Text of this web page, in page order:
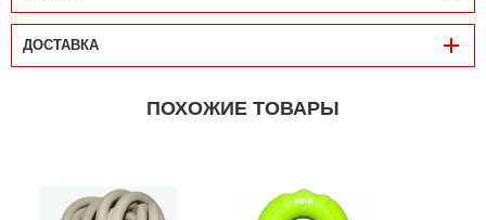
ДОСТАВКА
ПОХОЖИЕ ТОВАРЫ